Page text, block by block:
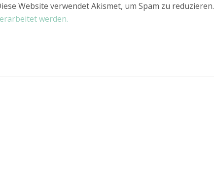
Website verwendet Akismet, um Spam zu reduzieren.
werden.